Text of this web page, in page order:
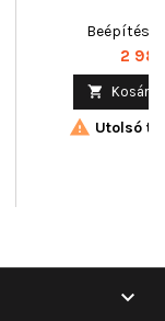
Beépítési
Ár
2 981
 Kosárba
 Utolsó
